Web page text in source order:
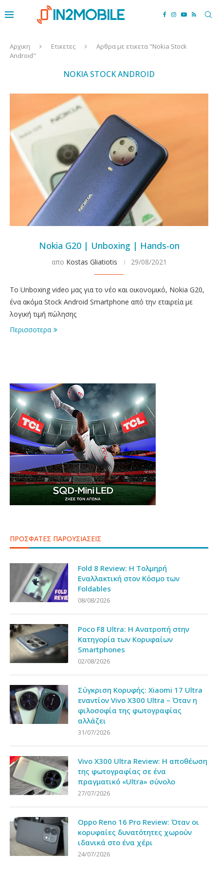
Αρχικη Ετικετες
Αρθρα με ετικετα "Nokia Stock
Android"
NOKIA STOCK ANDROID
Nokia G20 | Unboxing | Hands-on
απο Kostas Gliatiotis 29/08/2021
Το Unboxing video μας για το νέο και οικονομικό, Nokia G20,
ένα ακόμα Stock Android Smartphone από την εταιρεία με
λογική τιμή πώλησης
Περισσοτερα
ΠΡΟΣΦΑΤΕΣ ΠΑΡΟΥΣΙΑΣΕΙΣ
Fold 8 Review: Η Τολμηρή
Εναλλακτική στον Κόσμο των
Foldables
08/08/2026
Poco F8 Ultra: Η Ανατροπή στην
Κατηγορία των Κορυφαίων
Smartphones
02/08/2026
Σύγκριση Κορυφής: Xiaomi 17 Ultra
εναντίον Vivo X300 Ultra – Όταν η
φιλοσοφία της φωτογραφίας
αλλάζει
31/07/2026
Vivo X300 Ultra Review: Η αποθέωση
της φωτογραφίας σε ένα
πραγματικό «Ultra» σύνολο
27/07/2026
Oppo Reno 16 Pro Review: Όταν οι
κορυφαίες δυνατότητες χωρούν
ιδανικά στο ένα χέρι
24/07/2026